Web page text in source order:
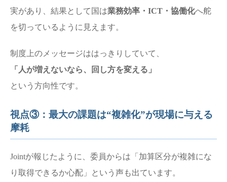
実があり、結果として国は業務効率・ICT・協働化へ舵
を切っているように見えます。
制度上のメッセージははっきりしていて、
「人が増えないなら、回し方を変える」
という方向性です。
視点③：最大の課題は“複雑化”が現場に与える
摩耗
Jointが報じたように、委員からは「加算区分が複雑にな
り取得できるか心配」という声も出ています。